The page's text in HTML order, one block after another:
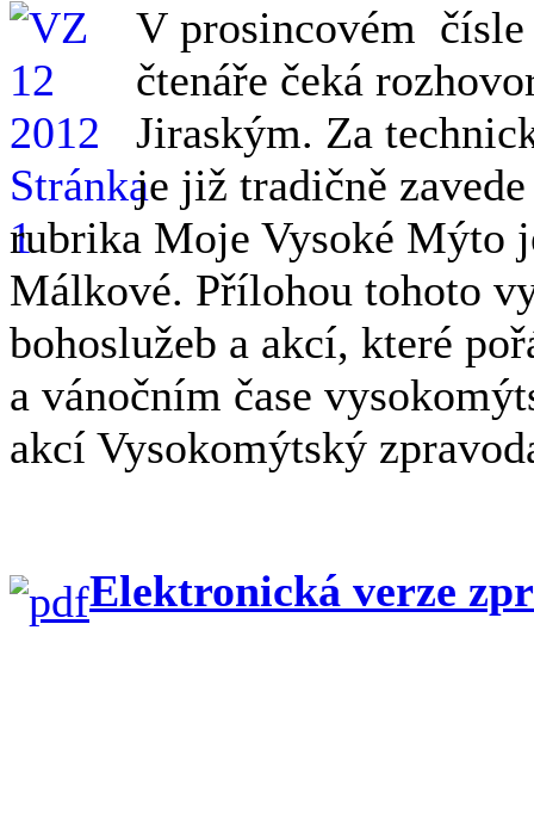
V prosincovém čísle
čtenáře čeká
Jiraským. Za
je již tradičně
rubrika Moje Vysoké Mýto
Málkové. Přílohou tohoto
bohoslužeb a akcí, které
a vánočním čase
akcí Vysokomýtský
Elektronická verze